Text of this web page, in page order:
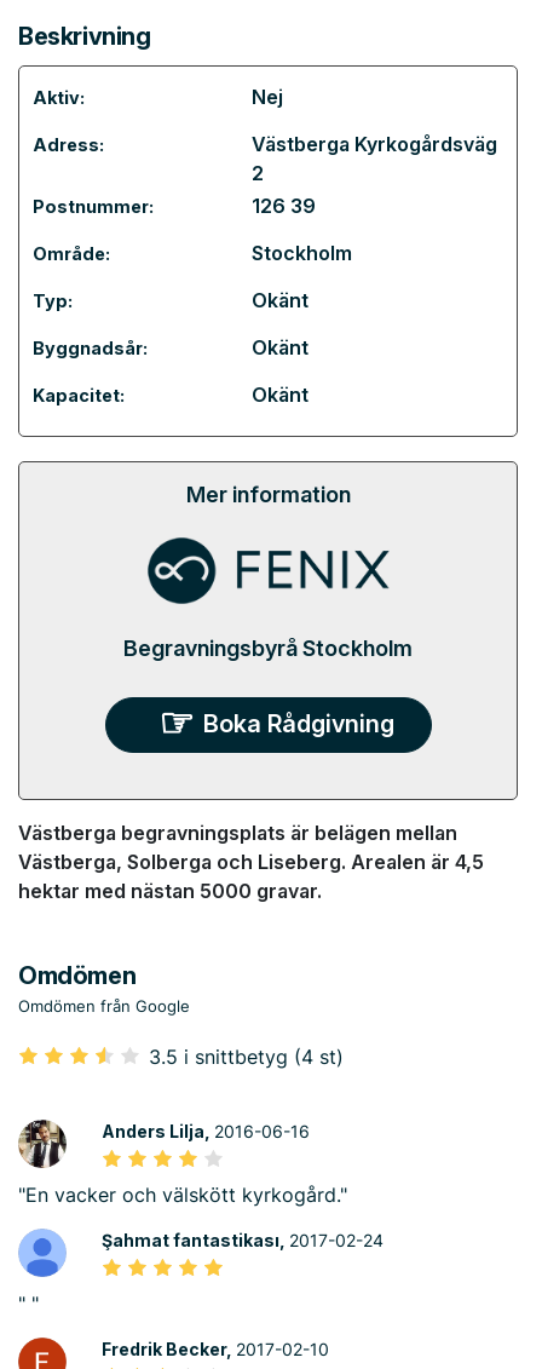
Beskrivning
Aktiv: Nej
Adress:
Västberga Kyrkogårdsväg
2
Postnummer: 126 39
Område: Stockholm
Typ: Okänt
Byggnadsår: Okänt
Kapacitet: Okänt
Mer information
Begravningsbyrå Stockholm
Boka Rådgivning
Västberga begravningsplats är belägen mellan
Västberga, Solberga och Liseberg. Arealen är 4,5
hektar med nästan 5000 gravar.
Omdömen
Omdömen från Google
3.5 i snittbetyg (4 st)
Anders Lilja, 2016-06-16
"En vacker och välskött kyrkogård."
Şahmat fantastikası, 2017-02-24
" "
Fredrik Becker, 2017-02-10